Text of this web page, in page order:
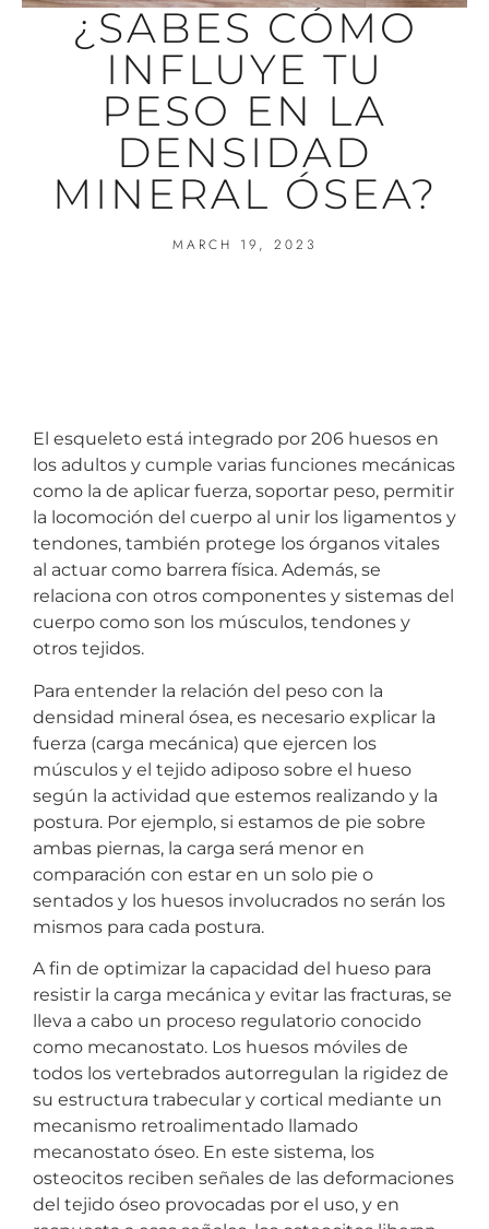
¿SABES CÓMO
INFLUYE TU
PESO EN LA
DENSIDAD
MINERAL ÓSEA?
MARCH 19, 2023
El esqueleto está integrado por 206 huesos en
los adultos y cumple varias funciones mecánicas
como la de aplicar fuerza, soportar peso, permitir
la locomoción del cuerpo al unir los ligamentos y
tendones, también protege los órganos vitales
al actuar como barrera física. Además, se
relaciona con otros componentes y sistemas del
cuerpo como son los músculos, tendones y
otros tejidos.
Para entender la relación del peso con la
densidad mineral ósea, es necesario explicar la
fuerza (carga mecánica) que ejercen los
músculos y el tejido adiposo sobre el hueso
según la actividad que estemos realizando y la
postura. Por ejemplo, si estamos de pie sobre
ambas piernas, la carga será menor en
comparación con estar en un solo pie o
sentados y los huesos involucrados no serán los
mismos para cada postura.
A fin de optimizar la capacidad del hueso para
resistir la carga mecánica y evitar las fracturas, se
lleva a cabo un proceso regulatorio conocido
como mecanostato. Los huesos móviles de
todos los vertebrados autorregulan la rigidez de
su estructura trabecular y cortical mediante un
mecanismo retroalimentado llamado
mecanostato óseo. En este sistema, los
osteocitos reciben señales de las deformaciones
del tejido óseo provocadas por el uso, y en